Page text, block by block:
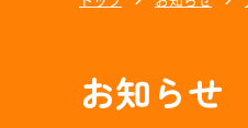
お知らせ